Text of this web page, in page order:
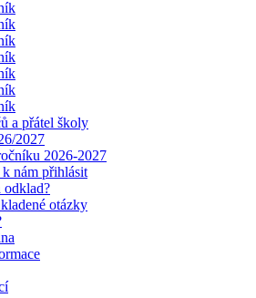
a přátel školy
2027
2026-2027
k nám přihlásit
odklad?
otázky